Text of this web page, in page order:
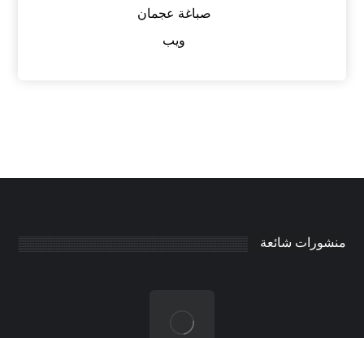
صباغة عجمان
ويب
منشورات شائعة